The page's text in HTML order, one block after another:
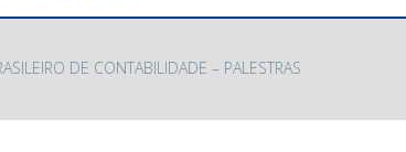
DE CONTABILIDADE – PALESTRAS